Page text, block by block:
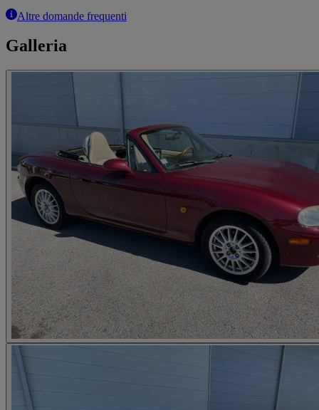
Altre domande frequenti
Galleria